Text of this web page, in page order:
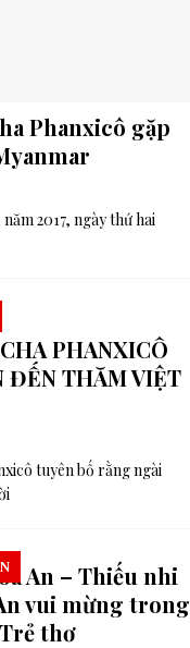
Phanxicô gặp
2017, ngày thứ hai
PHANXICÔ
ĐẾN THĂM VIỆT
tuyên bố rằng ngài
An – Thiếu nhi
vui mừng trong
thơ